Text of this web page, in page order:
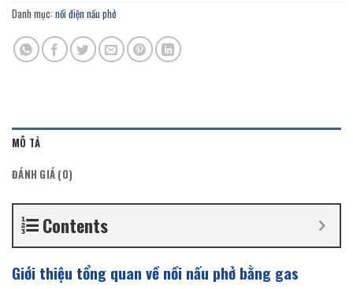
Danh mục: nồi điện nấu phở
MÔ TẢ
ĐÁNH GIÁ (0)
Contents
Giới thiệu tổng quan về nồi nấu phở bằng gas